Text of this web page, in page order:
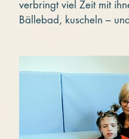
verbringt viel Zeit mit
Bällebad, kuscheln –